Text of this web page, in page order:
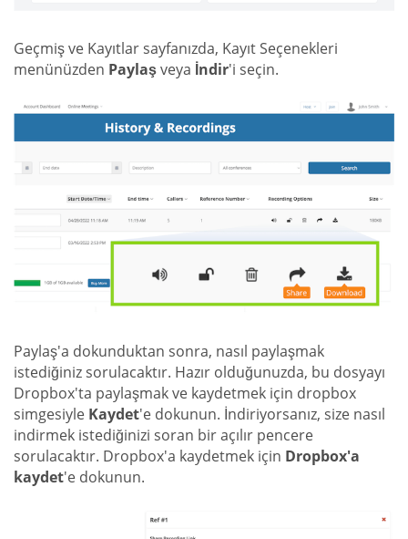
Geçmiş ve Kayıtlar sayfanızda, Kayıt Seçenekleri
menünüzden Paylaşveya İndir'i seçin.
Paylaş'a dokunduktan sonra, nasıl paylaşmak
istediğiniz sorulacaktır. Hazır olduğunuzda, bu dosyayı
Dropbox'ta paylaşmak ve kaydetmek için dropbox
simgesiyle Kaydet'e dokunun. İndiriyorsanız, size nasıl
indirmek istediğinizi soran bir açılır pencere
sorulacaktır. Dropbox'a kaydetmek için Dropbox'a
kaydet'e dokunun.